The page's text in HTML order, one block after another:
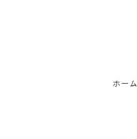
ホーム